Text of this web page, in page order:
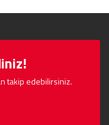
takip edebilirsiniz.